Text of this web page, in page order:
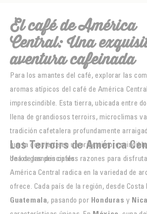
El café de América
Central: Una
aventura cafeinada
Para los amantes del café, explorar las
aromas atípicos del café de América
imprescindible. Esta tierra, ubicada entre
llena de grandiosos terroirs, microclimas
tradición cafetalera profundamente
que la convierte en un origen
de los grandes cafés.
Los Terroirs de América
Una de las principales razones para
América Central radica en la variedad de
ofrece. Cada país de la región, desde Costa
Guatemala, pasando por Honduras y